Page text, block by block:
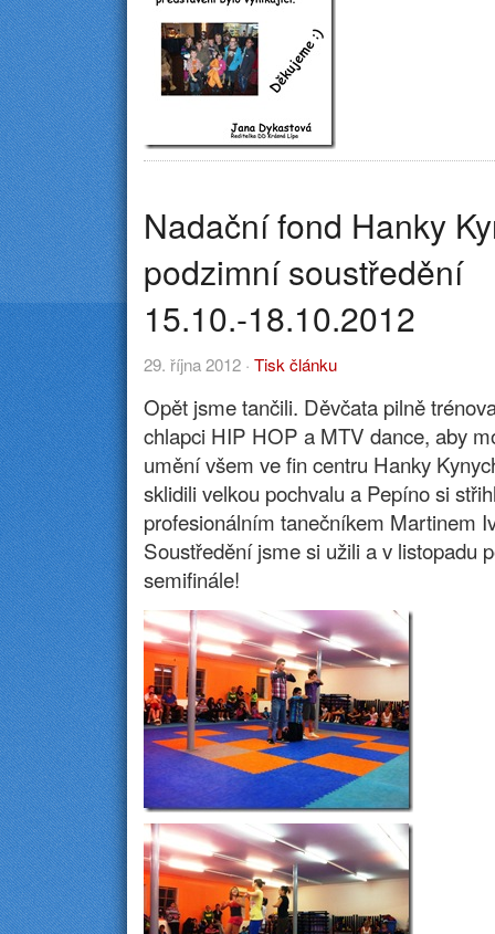
Nadační fond Hanky
podzimní soustředění
15.10.-18.10.2012
29. října 2012 · Tisk článku
Opět jsme tančili. Děvčata pilně
chlapci HIP HOP a MTV dance, aby
umění všem ve fin centru Hanky
sklidili velkou pochvalu a Pepíno si
profesionálním tanečníkem Martinem
Soustředění jsme si užili a v listopadu
semifinále!